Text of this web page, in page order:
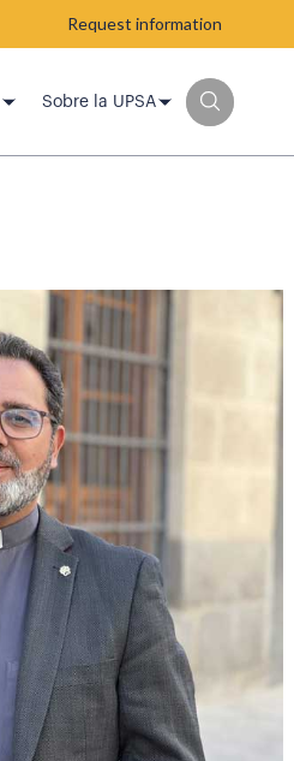
Request information
Sobre la UPSA